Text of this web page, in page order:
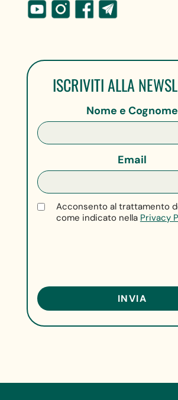
ISCRIVITI ALLA
Nome e Cognome
Email
Acconsento al trattamento
come indicato nella Privacy